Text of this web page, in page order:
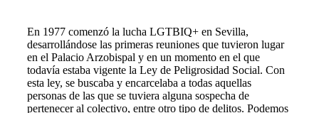
En 1977 comenzó la lucha LGTBIQ+ en Sevilla,
desarrollándose las primeras reuniones que tuvieron lugar
en el Palacio Arzobispal y en un momento en el que
todavía estaba vigente la Ley de Peligrosidad Social. Con
esta ley, se buscaba y encarcelaba a todas aquellas
personas de las que se tuviera alguna sospecha de
pertenecer al colectivo, entre otro tipo de delitos. Podemos